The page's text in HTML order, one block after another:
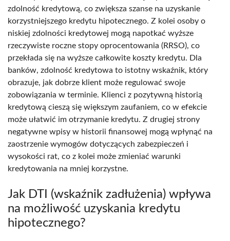
zdolność kredytową, co zwiększa szanse na uzyskanie
korzystniejszego kredytu hipotecznego. Z kolei osoby o
niskiej zdolności kredytowej mogą napotkać wyższe
rzeczywiste roczne stopy oprocentowania (RRSO), co
przekłada się na wyższe całkowite koszty kredytu. Dla
banków, zdolność kredytowa to istotny wskaźnik, który
obrazuje, jak dobrze klient może regulować swoje
zobowiązania w terminie. Klienci z pozytywną historią
kredytową cieszą się większym zaufaniem, co w efekcie
może ułatwić im otrzymanie kredytu. Z drugiej strony
negatywne wpisy w historii finansowej mogą wpłynąć na
zaostrzenie wymogów dotyczących zabezpieczeń i
wysokości rat, co z kolei może zmieniać warunki
kredytowania na mniej korzystne.
Jak DTI (wskaźnik zadłużenia) wpływa
na możliwość uzyskania kredytu
hipotecznego?